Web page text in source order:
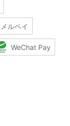
メルペイ
WeChat Pay